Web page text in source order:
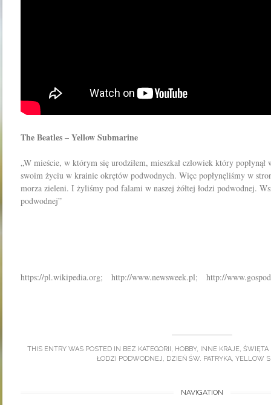
The Beatles – Yellow Submarine
„W mieście, w którym się urodziłem, mieszkał człowiek który
swoim życiu w krainie okrętów podwodnych. Więc popłynęliśmy w
morza zieleni. I żyliśmy pod falami w naszej żółtej łodzi podwodnej.
podwodnej”
https://pl.wikipedia.org; http://www.newsweek.pl; http://
THIS ENTRY WAS POSTED IN BEZ KATEGORII HOBBY, INNE KRAJE ŚWIĘTA
ŁODZI PODWODNEJ
DZIEŃ ŚW. PATRYKA, YELLOW
NAVIGATION